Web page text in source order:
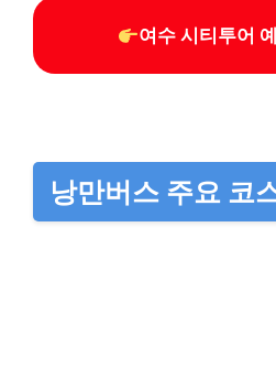
여수 시티투어
낭만버스 주요 코